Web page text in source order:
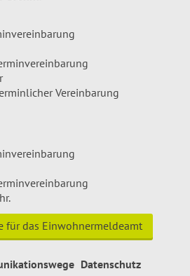
Vereinbarung
für das Einwohnermeldeamt
Datenschutz